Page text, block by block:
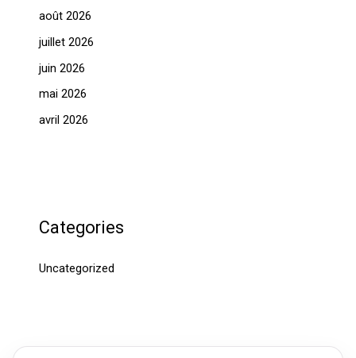
août 2026
juillet 2026
juin 2026
mai 2026
avril 2026
Categories
Uncategorized